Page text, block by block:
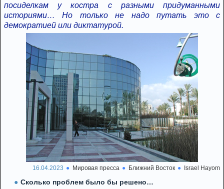
посиделкам у костра с разными придуманными
историями… Но только не надо путать это с
демократией или диктатурой.
16.04.2023 Мировая пресса Ближний Восток Israel Hayom
Сколько проблем было бы решено…